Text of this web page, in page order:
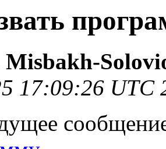
Misbakh-
17:09:26 UTC